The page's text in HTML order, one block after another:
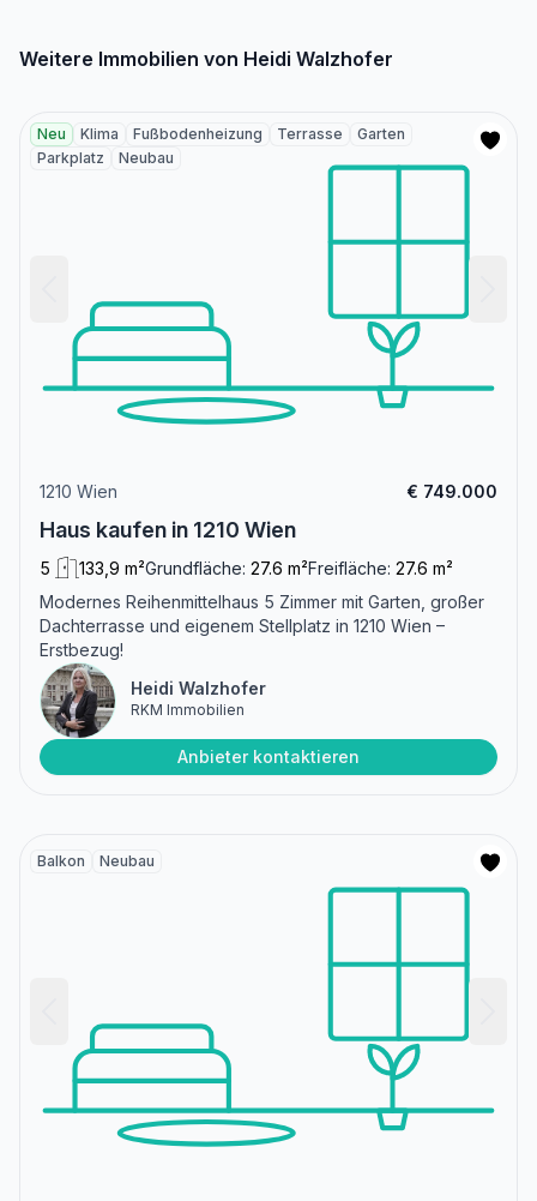
Weitere Immobilien von Heidi Walzhofer
Neu Klima Fußbodenheizung Terrasse
Garten
Parkplatz
Neubau
1210 Wien € 749.000
Haus kaufen in 1210 Wien
5 133,9 m²Grundfläche: 27.6 m²Freifläche: 27.6 m²
Modernes Reihenmittelhaus 5 Zimmer mit Garten, großer
Dachterrasse und eigenem Stellplatz in 1210 Wien –
Erstbezug!
Heidi Walzhofer
RKM Immobilien
Anbieter kontaktieren
Balkon Neubau